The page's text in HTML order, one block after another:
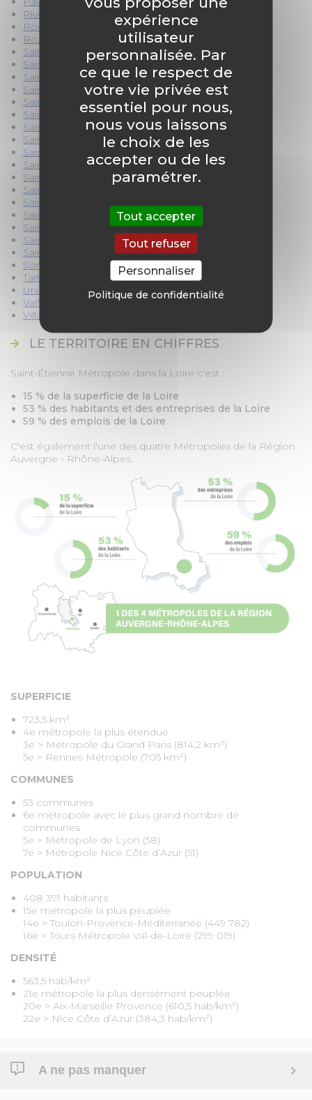
Rive-de-Gier
Roche-la-Molière
Rozier-Côtes-d'Aurec
Saint-Bonnet-les-Oules
Saint-Chamond
Saint-Christo-en-Jarez
Sainte-Croix-en-Jarez
Saint-Étienne
Saint-Galmier
Saint-Genest-Lerpt
Saint-Héand
Saint-Jean-Bonnefonds
Saint-Joseph
Saint-Martin-la-Plaine
Saint-Maurice-en-Gourgois
Saint-Nizier-de-Fornas
Saint-Paul-en-en-Cornillon
Saint-Paul-en-Jarez
Saint-Priest-en-Jarez
Saint-Romain-en-Jarez
Sorbiers
Tartaras
Unieux
Valfleury
Villars
LE TERRITOIRE EN CHIFFRES
Saint-Étienne Métropole dans la Loire c'est :
15 % de la superficie de la Loire
53 % des habitants et des entreprises de la Loire
59 % des emplois de la Loire
C'est également l'une des quatre Métropoles de la Région
Auvergne - Rhône-Alpes.
SUPERFICIE
723,5 km²
4e métropole la plus étendue
3e > Métropole du Grand Paris (814,2 km²)
5e > Rennes Métropole (705 km²)
COMMUNES
53 communes
6e métropole avec le plus grand nombre de
communes
5e > Métropole de Lyon (58)
7e > Métropole Nice Côte d’Azur (51)
POPULATION
408 391 habitants
15e métropole la plus peuplée
14e > Toulon-Provence-Méditerranée (449 782)
16e > Tours Métropole Val-de-Loire (299 019)
DENSITÉ
563,5 hab/km²
21e métropole la plus densément peuplée
20e > Aix-Marseille Provence (610,5 hab/km²)
22e > Nice Côte d’Azur (384,3 hab/km²)
A ne pas manquer
expérience
utilisateur
personnalisée. Par
ce que le respect de
votre vie privée est
essentiel pour nous,
nous vous laissons
le choix de les
accepter ou de les
paramétrer.
Tout accepter
Tout refuser
Personnaliser
Politique de confidentialité